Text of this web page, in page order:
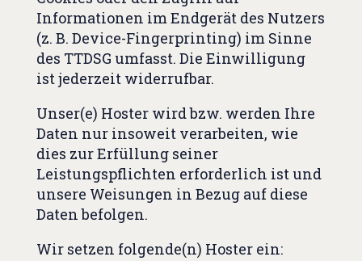
Informationen im Endgerät des Nutzers
(z. B. Device-Fingerprinting) im Sinne
des TTDSG umfasst. Die Einwilligung
ist jederzeit widerrufbar.
Unser(e) Hoster wird bzw. werden Ihre
Daten nur insoweit verarbeiten, wie
dies zur Erfüllung seiner
Leistungspflichten erforderlich ist und
unsere Weisungen in Bezug auf diese
Daten befolgen.
Wir setzen folgende(n) Hoster ein: